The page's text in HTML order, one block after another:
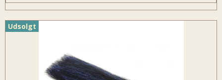
Udsolgt